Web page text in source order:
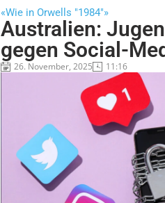
«Wie in Orwells "1984"»
Australien:
gegen Social-
26. November, 2025 11:16